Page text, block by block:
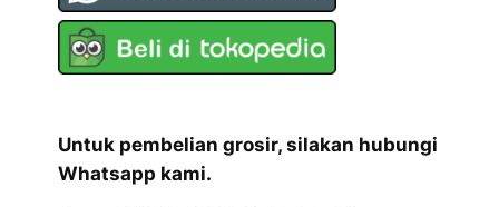
Untuk pembelian grosir, silakan hubungi
Whatsapp kami.